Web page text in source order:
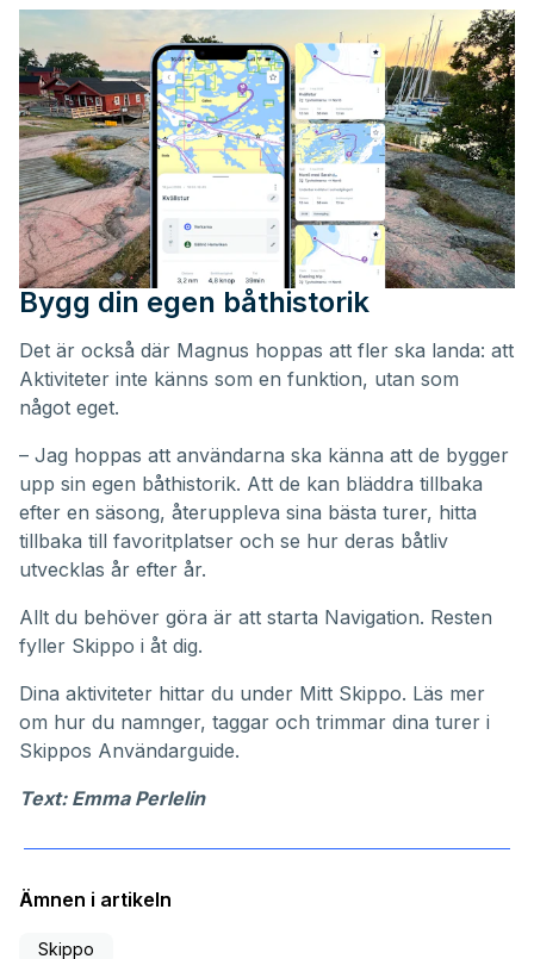
Bygg din egen båthistorik
Det är också där Magnus hoppas att fler ska landa: att
Aktiviteter inte känns som en funktion, utan som
något eget.
– Jag hoppas att användarna ska känna att de bygger
upp sin egen båthistorik. Att de kan bläddra tillbaka
efter en säsong, återuppleva sina bästa turer, hitta
tillbaka till favoritplatser och se hur deras båtliv
utvecklas år efter år.
Allt du behöver göra är att starta Navigation. Resten
fyller Skippo i åt dig.
Dina aktiviteter hittar du under Mitt Skippo. Läs mer
om hur du namnger, taggar och trimmar dina turer i
Skippos Användarguide.
Text: Emma Perlelin
Ämnen i artikeln
Skippo